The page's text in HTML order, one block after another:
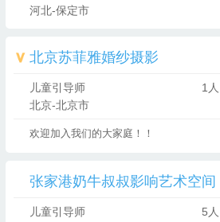
河北-保定市
北京苏菲雅婚纱摄影
儿童引导师 1人
北京-北京市
欢迎加入我们的大家庭！！
张家港奶牛叔叔影响艺术空间
儿童引导师 5人